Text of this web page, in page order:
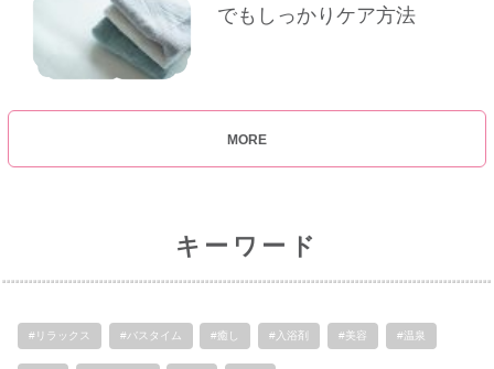
でもしっかりケア方法
MORE
キーワード
#リラックス #バスタイム #癒し #入浴剤 #美容 #温泉